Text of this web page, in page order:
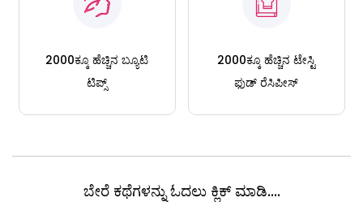
2000ಕ್ಕೂ ಹೆಚ್ಚಿನ ಬ್ಯೂಟಿ
ಟಿಪ್ಸ್
2000ಕ್ಕೂ ಹೆಚ್ಚಿನ ಟೇಸ್ಟಿ
ಫುಡ್ ರೆಸಿಪೀಸ್
ಬೇರೆ ಕಥೆಗಳನ್ನು ಓದಲು ಕ್ಲಿಕ್ ಮಾಡಿ....